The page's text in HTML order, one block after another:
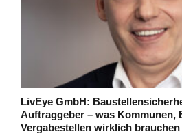
LivEye GmbH:
Auftraggeber – was Kommunen,
Vergabestellen wirklich brauchen